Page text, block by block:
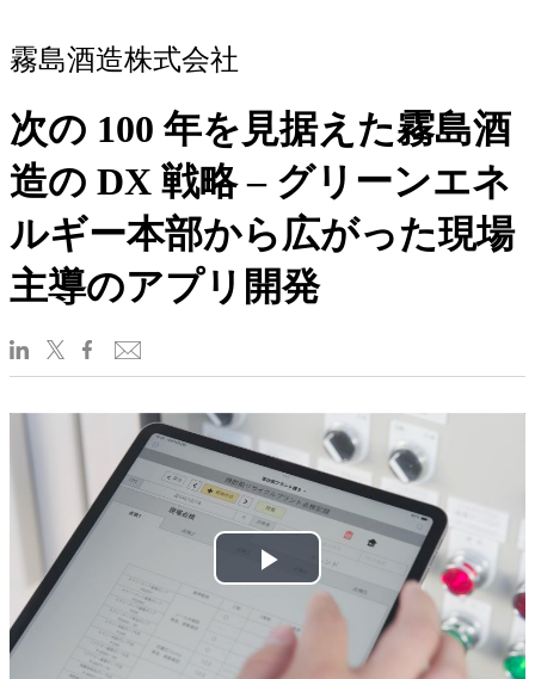
霧島酒造株式会社
次の 100 年を見据えた霧島酒
造の DX 戦略 – グリーンエネ
ルギー本部から広がった現場
主導のアプリ開発
Play
Video